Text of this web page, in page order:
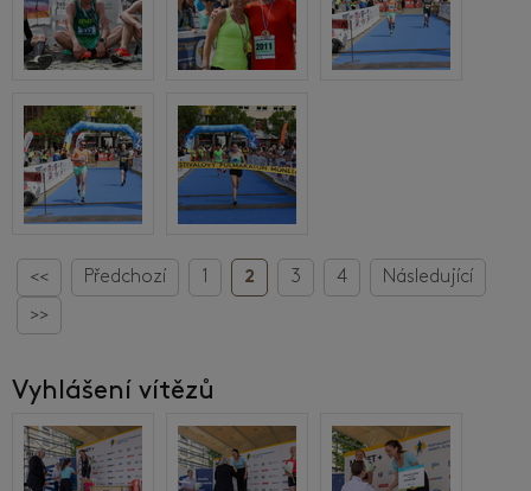
<< Předchozí 1 2 3 4
Následující
>>
Vyhlášení vítězů